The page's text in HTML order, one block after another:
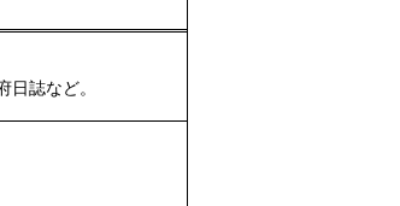
誌など。